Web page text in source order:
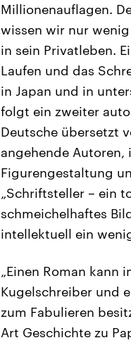
Millionenauflagen.
wissen wir nur
in sein Privatleben.
Laufen und das
in Japan und in
folgt ein zweiter
Deutsche übersetzt
angehende
Figurengestaltung
„Schriftsteller – ein
schmeichelhaftes
intellektuell ein
„Einen Roman kann
Kugelschreiber und
zum Fabulieren
Art Geschichte zu